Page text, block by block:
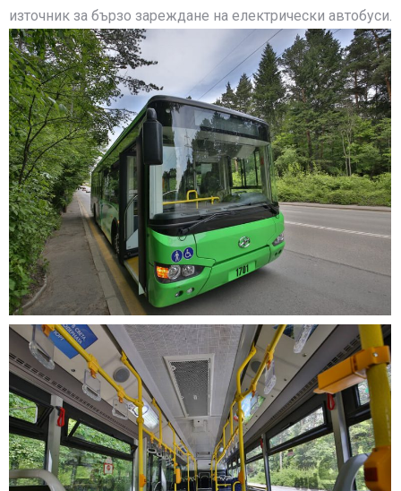
източник за бързо зареждане на електрически автобуси.